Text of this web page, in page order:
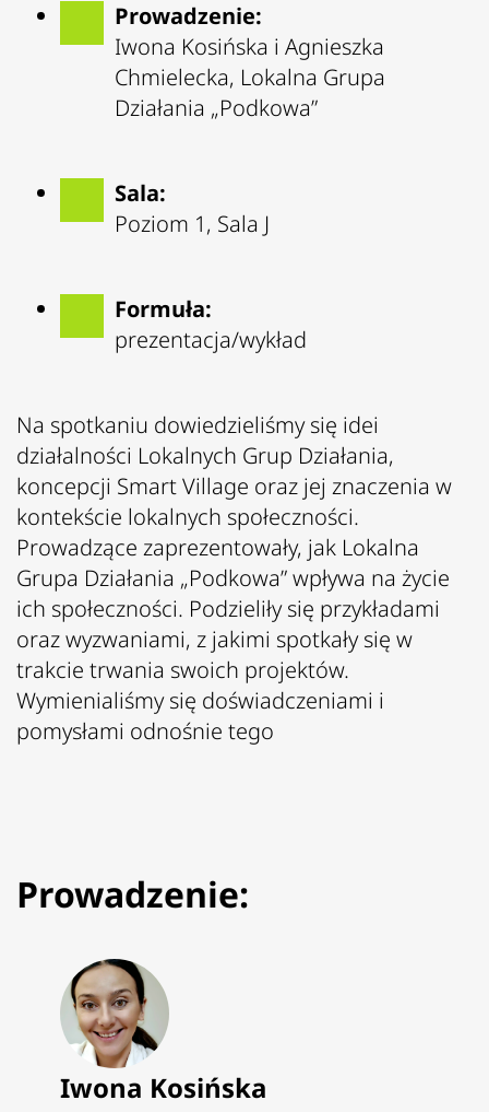
Prowadzenie:
Iwona Kosińska i Agnieszka
Chmielecka, Lokalna Grupa
Działania „Podkowa”
Sala:
Poziom 1, Sala J
Formuła:
prezentacja/wykład
Na spotkaniu dowiedzieliśmy się idei
działalności Lokalnych Grup Działania,
koncepcji Smart Village oraz jej znaczenia w
kontekście lokalnych społeczności.
Prowadzące zaprezentowały, jak Lokalna
Grupa Działania „Podkowa”wpływa na życie
ich społeczności. Podzieliły się przykładami
oraz wyzwaniami, z jakimi spotkały się w
trakcie trwania swoich projektów.
Wymienialiśmy się doświadczeniami i
pomysłami odnośnie tego
Prowadzenie:
Iwona Kosińska